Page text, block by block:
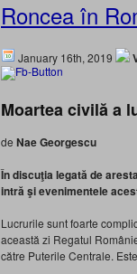
Roncea în
January 16th, 2019
Moartea civilă a
de Nae Georgescu
În discuţia legată de
intră şi evenimentele
Lucrurile sunt foarte
această zi Regatul
către Puterile Centrale.